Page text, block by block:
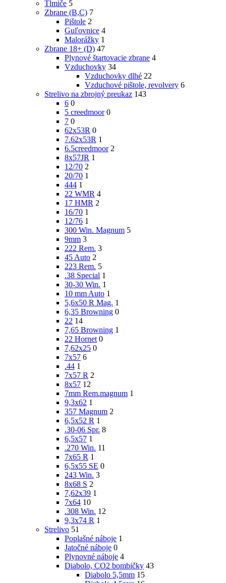
Tlmiče 5
Zbrane (B,C) 7
Pištole 2
Guľovnice 4
Malorážky 1
Zbrane 18+ (D) 47
Plynové štartovacie zbrane 4
Vzduchovky 34
Vzduchovky dlhé 22
Vzduchové pištole, revolvery 6
Strelivo na zbrojný preukaz 143
6 0
5 creedmoor 0
7 0
62x53R 0
7.62x53R 1
6.5creedmoor 2
8x57JR 1
12/70 2
20/70 1
444 1
22 WMR 4
17 HMR 2
16/70 1
12/76 1
300 Win. Magnum 5
9mm 3
222 Rem. 3
45 Auto 2
223 Rem. 5
.38 Special 1
30-30 Win. 1
10 mm Auto 1
5,6x50 R Mag. 1
6,35 Browning 0
22 14
7,65 Browning 1
22 Hornet 0
7,62x25 0
7x57 6
.44 1
7x57 R 2
8x57 12
7mm Rem.magnum 1
9,3x62 1
357 Magnum 2
6,5x52 R 1
.30-06 Spr. 8
6,5x57 1
.270 Win. 11
7x65 R 1
6,5x55 SE 0
243 Win. 3
8x68 S 2
7,62x39 1
7x64 10
.308 Win. 12
9,3x74 R 1
Strelivo 51
Poplašné náboje 1
Jatočné náboje 0
Plynovné náboje 4
Diabolo, CO2 bombičky 43
Diabolo 5,5mm 15